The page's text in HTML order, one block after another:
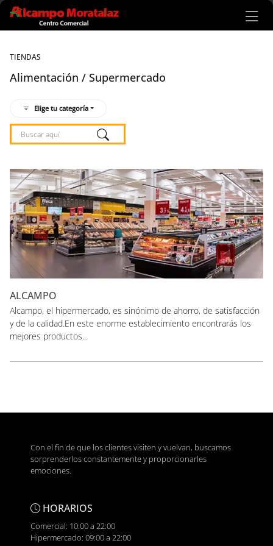
Ir al contenido principal
TIENDAS
Alimentación / Supermercado
Elige tu categoría
Listado de locales
ALCAMPO
Alcampo, el hipermercado, es sinónimo de ahorro, de satisfacción
y de la calidad.En este enorme establecimiento encontrarás los
mejores productos...
Con el fin de que los clientes visiten y vuelvan, buscamos
sorprenderlos constantemente y proporcionarles
emociones.
HORARIOS
Comercial: 10:00 a 22:00
Hipermercado: 09:00 a 22:00